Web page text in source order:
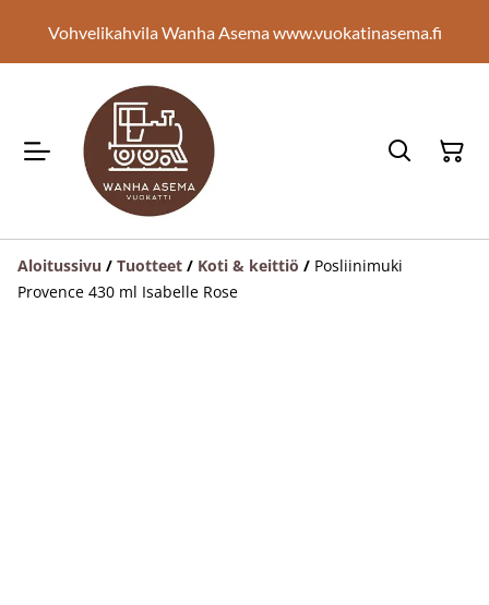
Vohvelikahvila Wanha Asema www.vuokatinasema.fi
Aloitussivu / Tuotteet / Koti & keittiö / Posliinimuki
Provence 430 ml Isabelle Rose